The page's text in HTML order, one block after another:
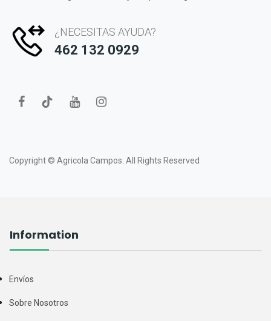
¿NECESITAS AYUDA?
462 132 0929
Copyright © Agricola Campos. All Rights Reserved
Information
Envíos
Sobre Nosotros